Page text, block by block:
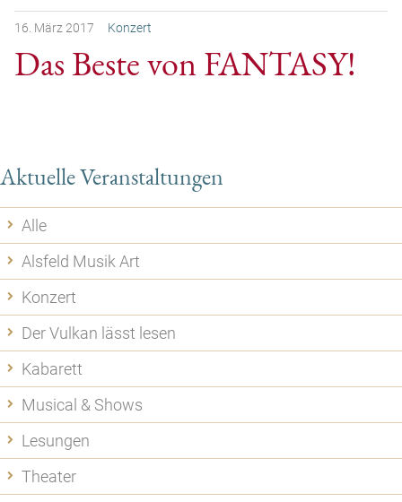
16. März 2017 Konzert
Das Beste von FANTASY!
Aktuelle Veranstaltungen
Alle
Alsfeld Musik Art
Konzert
Der Vulkan lässt lesen
Kabarett
Musical & Shows
Lesungen
Theater